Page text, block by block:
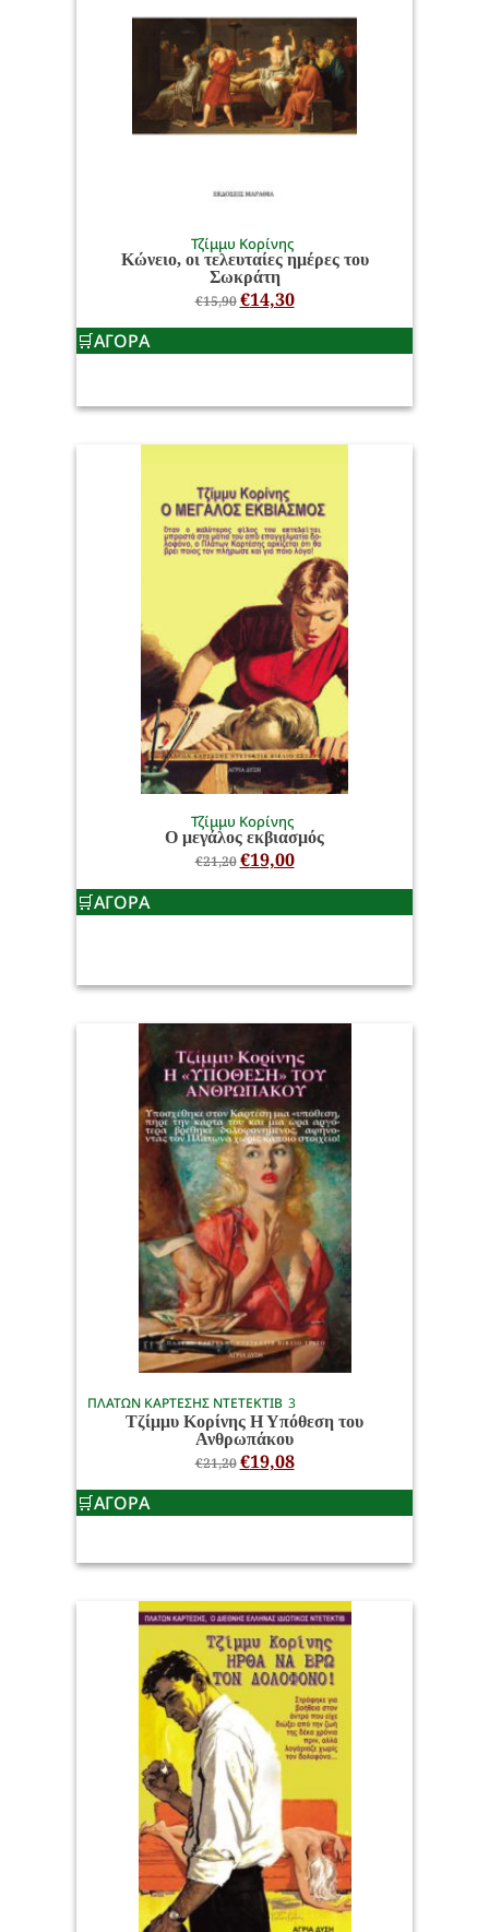
Τζίμμυ Κορίνης
Κώνειο, οι τελευταίες ημέρες του
Σωκράτη
€15,90 €14,30
ΑΓΟΡΑ
Τζίμμυ Κορίνης
Ο μεγάλος εκβιασμός
€21,20 €19,00
ΑΓΟΡΑ
ΠΛΑΤΩΝ ΚΑΡΤΕΣΗΣ ΝΤΕΤΕΚΤΙΒ 3
Τζίμμυ Κορίνης Η Υπόθεση του
Ανθρωπάκου
€21,20 €19,08
ΑΓΟΡΑ